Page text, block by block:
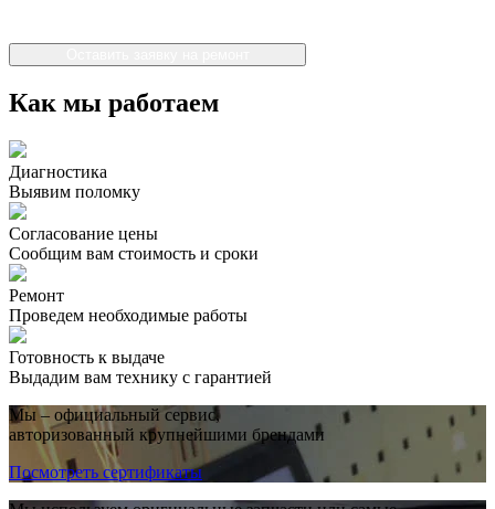
Как мы работаем
Диагностика
Выявим поломку
Согласование цены
Сообщим вам стоимость и сроки
Ремонт
Проведем необходимые работы
Готовность к выдаче
Выдадим вам технику с гарантией
Мы – официальный сервис,
авторизованный крупнейшими брендами
Посмотреть сертификаты